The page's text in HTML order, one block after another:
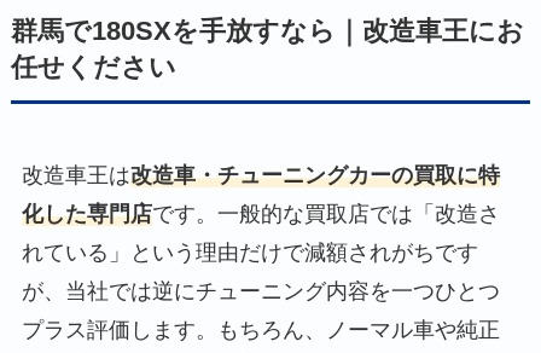
群馬で180SXを手放すなら｜改造車王にお
任せください
改造車王は改造車・チューニングカーの買取に特
化した専門店です。一般的な買取店では「改造さ
れている」という理由だけで減額されがちです
が、当社では逆にチューニング内容を一つひとつ
プラス評価します。もちろん、ノーマル車や純正